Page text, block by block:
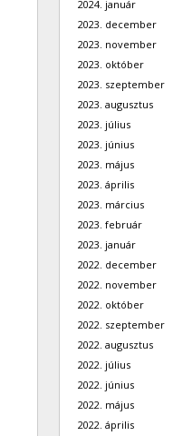
2024. január
2023. december
2023. november
2023. október
2023. szeptember
2023. augusztus
2023. július
2023. június
2023. május
2023. április
2023. március
2023. február
2023. január
2022. december
2022. november
2022. október
2022. szeptember
2022. augusztus
2022. július
2022. június
2022. május
2022. április